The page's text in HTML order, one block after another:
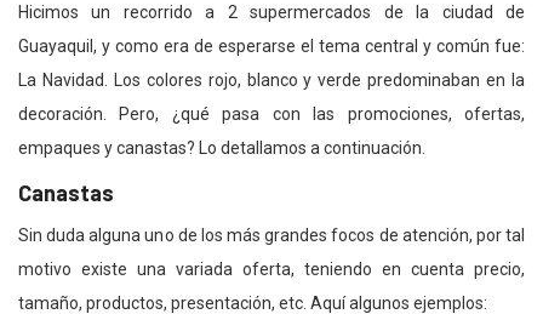
Hicimos un recorrido a 2 supermercados de la ciudad de
Guayaquil, y como era de esperarse el tema central y común fue:
La Navidad. Los colores rojo, blanco y verde predominaban en la
decoración. Pero, ¿qué pasa con las promociones, ofertas,
empaques y canastas? Lo detallamos a continuación.
Canastas
Sin duda alguna uno de los más grandes focos de atención, por tal
motivo existe una variada oferta, teniendo en cuenta precio,
tamaño, productos, presentación, etc. Aquí algunos ejemplos: